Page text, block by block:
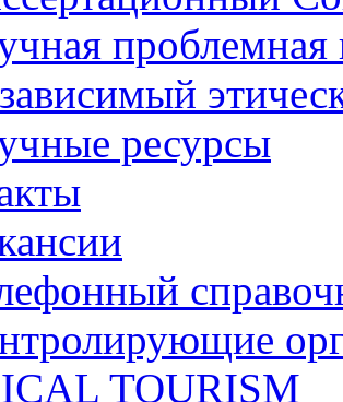
проблемная
ресурсы
TOURISM